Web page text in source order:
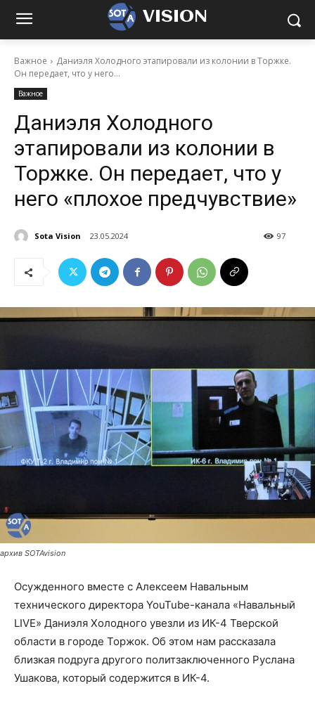
VISION
Важное
Даниэля Холодного этапировали из колонии в Торжке.
Он передает, что у него...
Важное
Даниэля Холодного
этапировали из колонии в
Торжке. Он передает, что у
него «плохое предчувствие»
Sota Vision 23.05.2024 97
архив SOTAvision
Осужденного вместе с Алексеем Навальным
технического директора YouTube-канала «Навальный
LIVE» Даниэля Холодного увезли из ИК-4 Тверской
области в городе Торжок. Об этом нам рассказала
близкая подруга другого политзаключенного Руслана
Ушакова, который содержится в ИК-4.